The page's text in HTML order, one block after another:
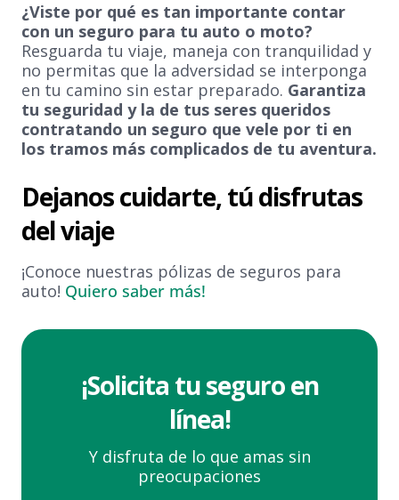
¿Viste por qué es tan importante contar
con un seguro para tu auto o moto?
Resguarda tu viaje, maneja con tranquilidad y
no permitas que la adversidad se interponga
en tu camino sin estar preparado. Garantiza
tu seguridad y la de tus seres queridos
contratando un seguro que vele por ti en
los tramos más complicados de tu aventura.
Dejanos cuidarte, tú disfrutas
del viaje
¡Conoce nuestras pólizas de seguros para
auto! Quiero saber más!
¡Solicita tu seguro en
línea!
Y disfruta de lo que amas sin
preocupaciones